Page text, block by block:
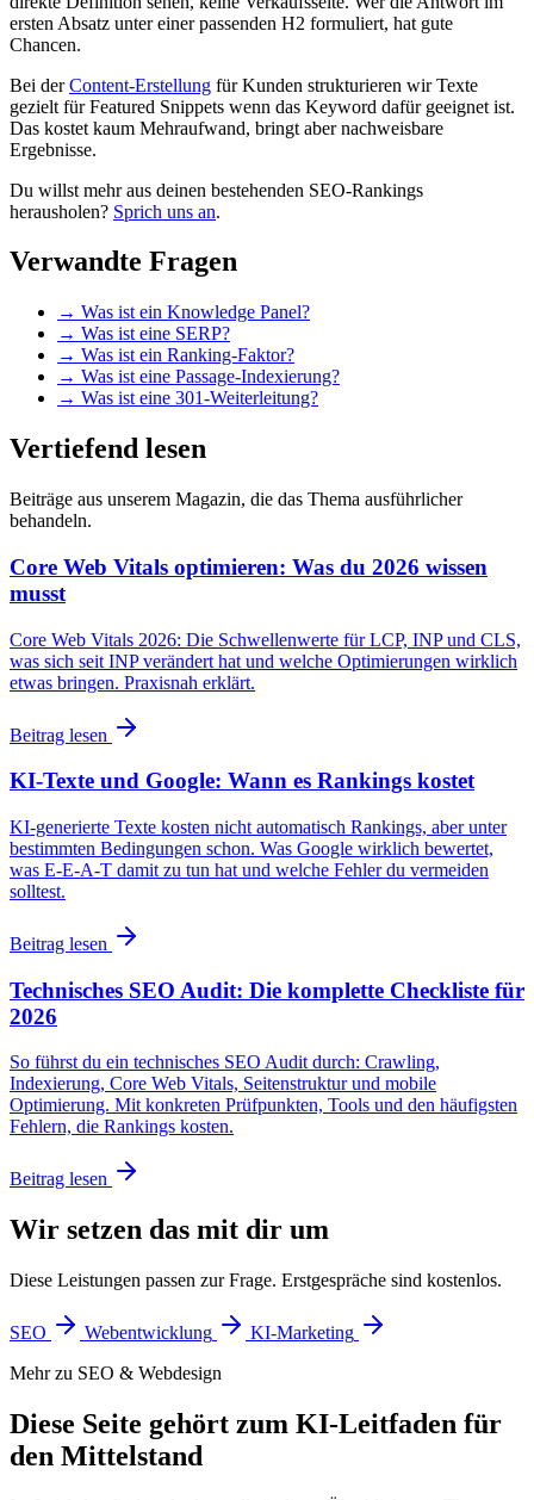
ersten Absatz unter einer passenden H2 formuliert, hat gute
Chancen.
Bei derContent-Erstellung für Kunden strukturieren wir Texte
gezielt für Featured Snippets wenn das Keyword dafür geeignet ist.
Das kostet kaum Mehraufwand, bringt aber nachweisbare
Ergebnisse.
Du willst mehr aus deinen bestehenden SEO-Rankings
herausholen? Sprich uns an.
Verwandte Fragen
→ Was ist ein Knowledge Panel?
→ Was ist eine SERP?
→ Was ist ein Ranking-Faktor?
→ Was ist eine Passage-Indexierung?
→ Was ist eine 301-Weiterleitung?
Vertiefend lesen
Beiträge aus unserem Magazin, die das Thema ausführlicher
behandeln.
Core Web Vitals optimieren: Was du 2026 wissen
musst
Core Web Vitals 2026: Die Schwellenwerte für LCP, INP und CLS,
was sich seit INP verändert hat und welche Optimierungen wirklich
etwas bringen. Praxisnah erklärt.
Beitrag lesen
KI-Texte und Google: Wann es Rankings kostet
KI-generierte Texte kosten nicht automatisch Rankings, aber unter
bestimmten Bedingungen schon. Was Google wirklich bewertet,
was E-E-A-T damit zu tun hat und welche Fehler du vermeiden
solltest.
Beitrag lesen
Technisches SEO Audit: Die komplette Checkliste für
2026
So führst du ein technisches SEO Audit durch: Crawling,
Indexierung, Core Web Vitals, Seitenstruktur und mobile
Optimierung. Mit konkreten Prüfpunkten, Tools und den häufigsten
Fehlern, die Rankings kosten.
Beitrag lesen
Wir setzen das mit dir um
Diese Leistungen passen zur Frage. Erstgespräche sind kostenlos.
SEO Webentwicklung
KI-Marketing
Mehr zu SEO & Webdesign
Diese Seite gehört zum KI-Leitfaden für
den Mittelstand